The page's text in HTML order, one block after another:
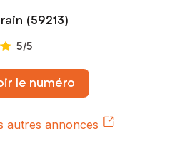
Cécile TANGUY, Tél. : 0620875199,
(59213)
5/5
le numéro
autres annonces